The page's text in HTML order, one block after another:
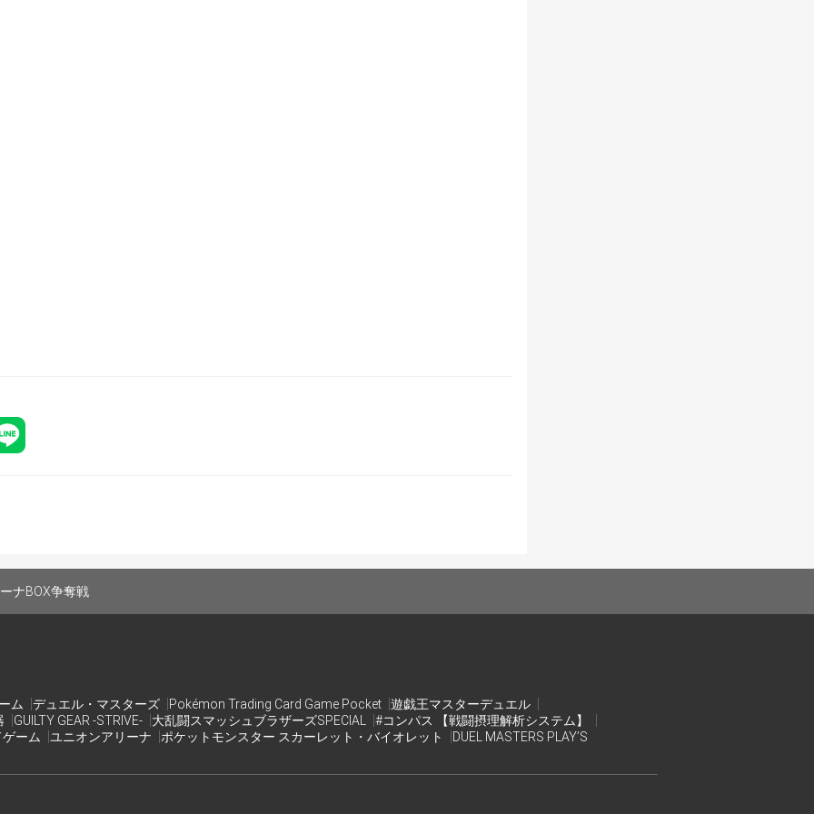
待ち枠受付
ナBOX争奪戦
ム デュエル・マスターズ Pokémon Trading Card Game Pocket
遊戯王マスターデュエル
GUILTY GEAR -STRIVE- 大乱闘スマッシュブラザーズSPECIAL
#コンパス 【戦闘摂理解析システム】
ーム ユニオンアリーナ ポケットモンスター スカーレット・バイオレット DUEL MASTERS PLAY’S